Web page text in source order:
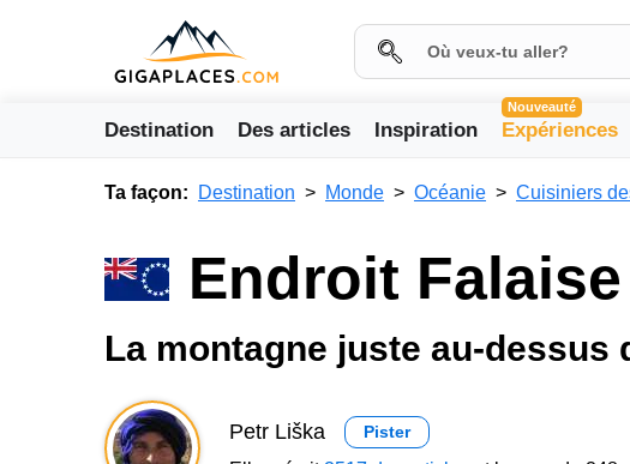
Destination Des articles Inspiration
Nouveauté
Expériences
Ta façon: Destination Monde Océanie Cuisiniers
Endroit
La montagne juste au-dessus
Petr Liška Pister